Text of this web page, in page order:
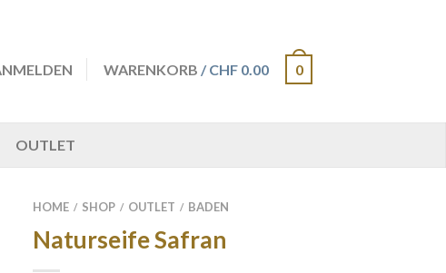
WARENKORB / CHF 0.00 0
OUTLET
HOME / SHOP / OUTLET / BADEN
Naturseife Safran